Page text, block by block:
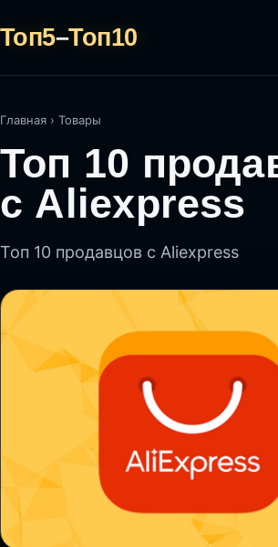
Топ5–Топ10
Главная › Товары
Топ 10
с Aliexpress
Топ 10 продавцов с Aliexpress